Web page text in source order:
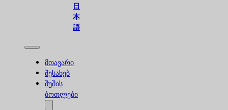
日
本
語
მთავარი
შესახებ
შუშის
ბოთლები